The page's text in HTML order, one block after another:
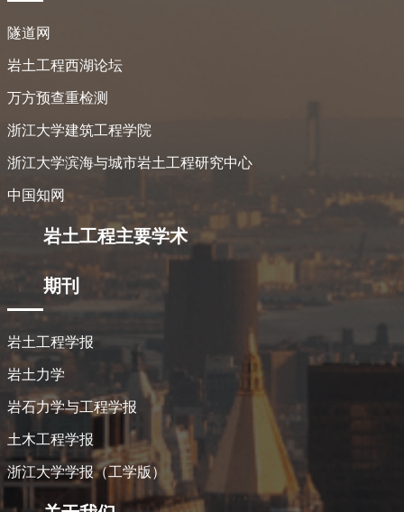
隧道网
岩土工程西湖论坛
万方预查重检测
浙江大学建筑工程学院
浙江大学滨海与城市岩土工程研究中心
中国知网
岩土工程主要学术
期刊
岩土工程学报
岩土力学
岩石力学与工程学报
土木工程学报
浙江大学学报（工学版）